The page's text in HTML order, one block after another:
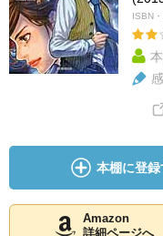
ISBN
本棚に登録
Amazon
詳細ページへ